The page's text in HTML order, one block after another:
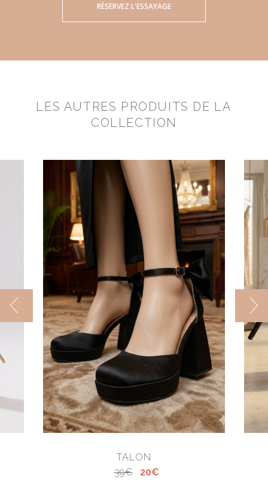
RÉSERVEZ L'ESSAYAGE
LES AUTRES PRODUITS DE LA
COLLECTION
TALON
39€
20€